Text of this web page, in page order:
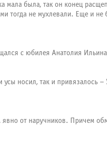
мала была, так он конец
тогда не мухлевали. Еще и не
с юбилея Анатолия
носил, так и привязалось –
от наручников. Причем